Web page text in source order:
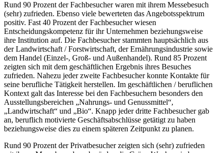
Rund 90 Prozent der Fachbesucher waren mit ihrem Messebesuch
(sehr) zufrieden. Ebenso viele bewerteten das Angebotsspektrum
positiv. Fast 40 Prozent der Fachbesucher wiesen
Entscheidungskompetenz für ihr Unternehmen beziehungsweise
ihre Institution auf. Die Fachbesucher stammten hauptsächlich aus
der Landwirtschaft / Forstwirtschaft, der Ernährungsindustrie sowie
dem Handel (Einzel-, Groß- und Außenhandel). Rund 85 Prozent
zeigten sich mit dem geschäftlichen Ergebnis ihres Besuches
zufrieden. Nahezu jeder zweite Fachbesucher konnte Kontakte für
seine berufliche Tätigkeit herstellen. Im geschäftlichen / beruflichen
Kontext galt das Interesse bei den Fachbesuchern besonders den
Ausstellungsbereichen „Nahrungs- und Genussmittel“,
„Landwirtschaft“ und „Bio“. Knapp jeder dritte Fachbesucher gab
an, beruflich motivierte Geschäftsabschlüsse getätigt zu haben
beziehungsweise dies zu einem späteren Zeitpunkt zu planen.
Rund 90 Prozent der Privatbesucher zeigten sich (sehr) zufrieden